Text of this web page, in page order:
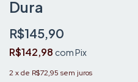
Dura
R$145,90
R$142,98 comPix
2 x de R$72,95 sem juros